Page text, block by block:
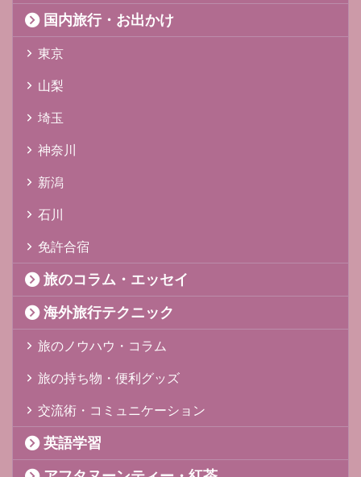
国内旅行・お出かけ
東京
山梨
埼玉
神奈川
新潟
石川
免許合宿
旅のコラム・エッセイ
海外旅行テクニック
旅のノウハウ・コラム
旅の持ち物・便利グッズ
交流術・コミュニケーション
英語学習